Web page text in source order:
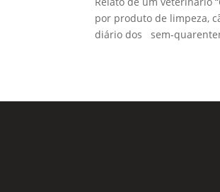
por produto de limpeza,
diário dos sem-